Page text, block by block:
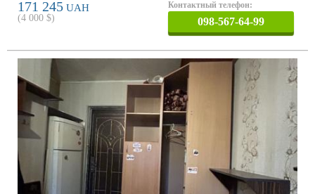
171 245 UAH
(4 000 $)
Контактный телефон:
098-567-64-99